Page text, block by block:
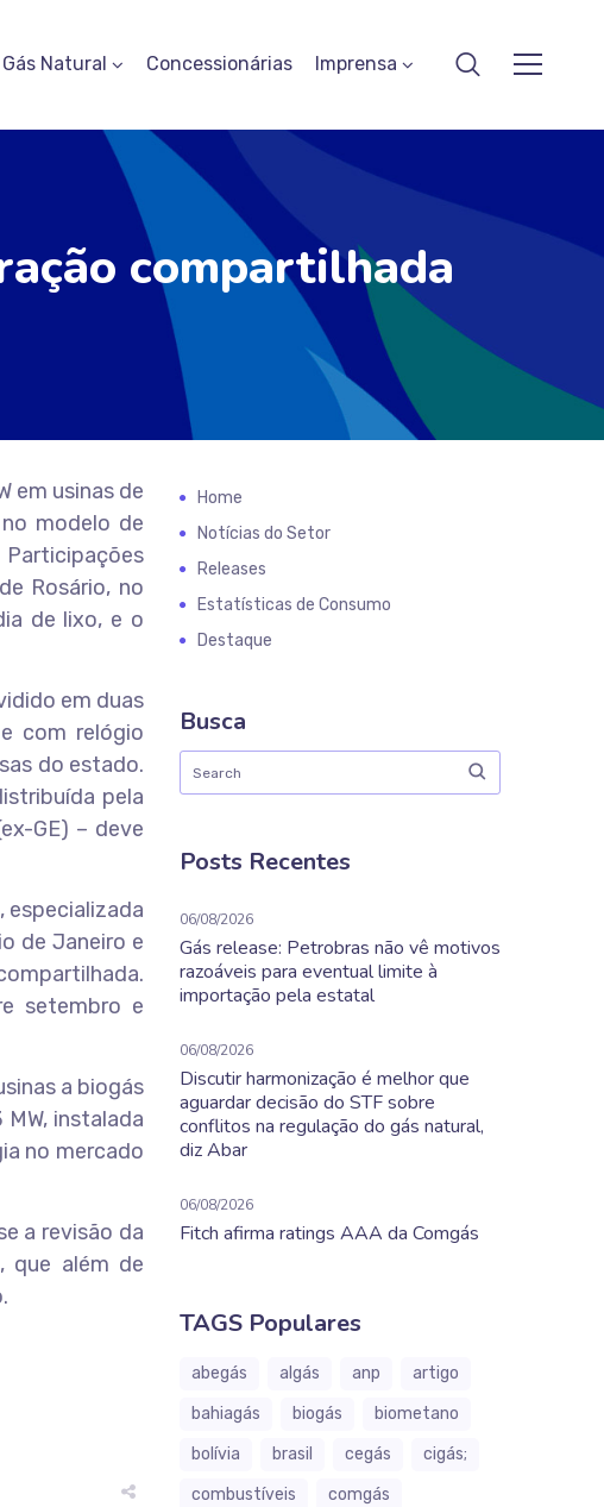
Gás Natural Concessionárias Imprensa
compartilhada
em usinas de
modelo de
Rosário, no
de lixo, e o
em duas
com relógio
do estado.
pela
GE) – deve
especializada
de Janeiro e
setembro e
a biogás
instalada
no mercado
a revisão da
que além de
Home
Notícias do Setor
Releases
Estatísticas de Consumo
Destaque
Busca
Posts Recentes
06/08/2026
Gás release: Petrobras não vê motivos
razoáveis para eventual limite à
importação pela estatal
06/08/2026
Discutir harmonização é melhor que
aguardar decisão do STF sobre
conflitos na regulação do gás natural,
diz Abar
06/08/2026
Fitch afirma ratings AAA da Comgás
TAGS Populares
abegás algás anp
artigo
bahiagás
biogás
biometano
bolívia
brasil cegás
cigás;
combustíveis
comgás